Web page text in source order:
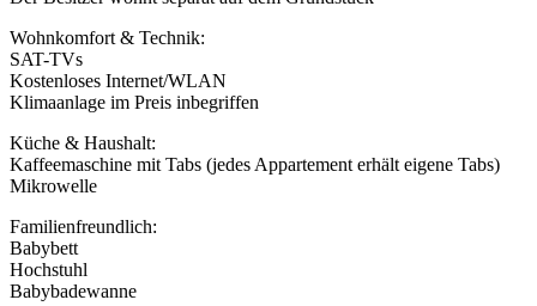
Wohnkomfort & Technik:
SAT-TVs
Kostenloses Internet/WLAN
Klimaanlage im Preis inbegriffen
Küche & Haushalt:
Kaffeemaschine mit Tabs (jedes Appartement erhält eigene Tabs)
Mikrowelle
Familienfreundlich:
Babybett
Hochstuhl
Babybadewanne